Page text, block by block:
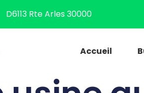
D6113 Rte Arles 30000
Accueil